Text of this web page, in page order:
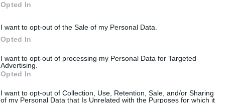
Opted In
I want to opt-out of the Sale of my Personal Data.
Opted In
I want to opt-out of processing my Personal Data for Targeted
Advertising.
Opted In
I want to opt-out of Collection, Use, Retention, Sale, and/or Sharing
of my Personal Data that Is Unrelated with the Purposes for which it